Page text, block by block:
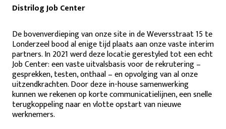
Distrilog Job Center
De bovenverdieping van onze site in de Weversstraat 15 te
Londerzeel bood al enige tijd plaats aan onze vaste interim
partners. In 2021 werd deze locatie gerestyled tot een echt
Job Center: een vaste uitvalsbasis voor de rekrutering –
gesprekken, testen, onthaal – en opvolging van al onze
uitzendkrachten. Door deze in-house samenwerking
kunnen we rekenen op korte communicatielijnen, een snelle
terugkoppeling naar en vlotte opstart van nieuwe
werknemers.